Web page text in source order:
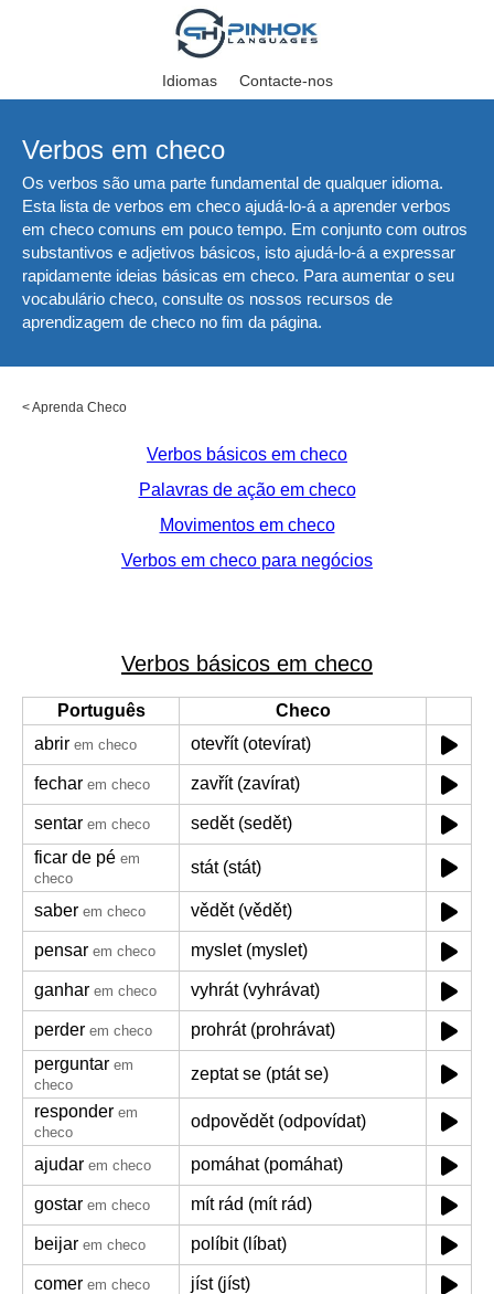
Idiomas Contacte-nos
Verbos em checo
Os verbos são uma parte fundamental de qualquer idioma.
Esta lista de verbos em checo ajudá-lo-á a aprender verbos
em checo comuns em pouco tempo. Em conjunto com outros
substantivos e adjetivos básicos, isto ajudá-lo-á a expressar
rapidamente ideias básicas em checo. Para aumentar o seu
vocabulário checo, consulte os nossos recursos de
aprendizagem de checo no fim da página.
<Aprenda Checo
Verbos básicos em checo
Palavras de ação em checo
Movimentos em checo
Verbos em checo para negócios
Verbos básicos em checo
Português
Checo
abrir em checo otevřít (otevírat)
fechar em checo zavřít (zavírat)
sentar em checo
sedět (sedět)
ficar de pé em
checo
stát (stát)
saber em checo vědět (vědět)
pensar em checo myslet (myslet)
ganhar em checo vyhrát (vyhrávat)
perder em checo
prohrát (prohrávat)
perguntar em
checo
zeptat se (ptát se)
responder em
checo
odpovědět (odpovídat)
ajudar em checo pomáhat (pomáhat)
gostar em checo mít rád (mít rád)
beijar em checo políbit (líbat)
comer em checo jíst (jíst)